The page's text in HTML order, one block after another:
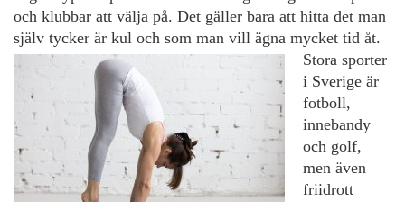
och klubbar att välja på. Det gäller bara att hitta det man
själv tycker är kul och som man vill ägna mycket tid åt.
Stora sporter
i Sverige är
fotboll,
innebandy
och golf,
men även
friidrott